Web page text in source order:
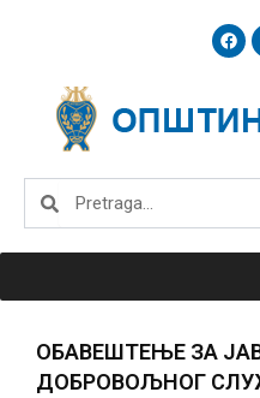
F
a
c
o
o
Search
ОБАВЕШТЕЊЕ ЗА
ДОБРОВОЉНОГ